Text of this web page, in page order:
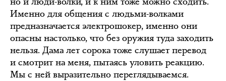
Именно для общения с людьми-волками
предназначается электрошокер, именно они
опасны настолько, что без оружия туда заходить
нельзя. Дама лет сорока тоже слушает перевод
и смотрит на меня, пытаясь уловить реакцию.
Мы с ней выразительно переглядываемся.